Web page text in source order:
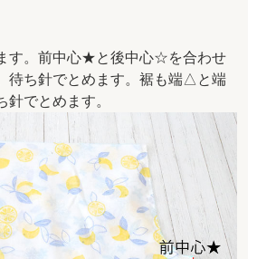
す。前中心★と後中心☆を合わせ
待ち針でとめます。裾も端△と端
でとめます。